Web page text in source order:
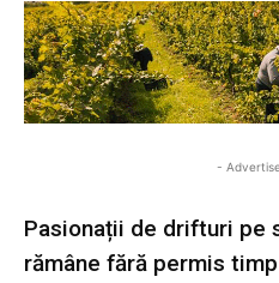
-
Pasionații de drifturi pe
rămâne fără permis